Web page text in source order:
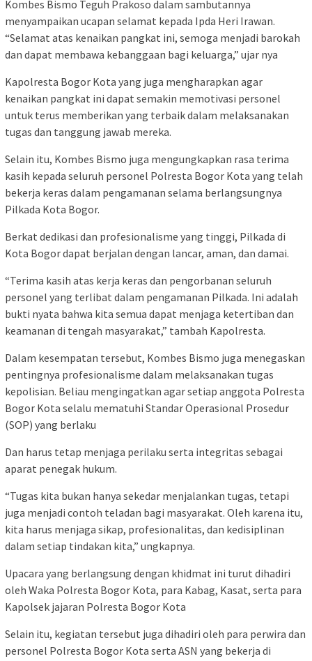
Kombes Bismo Teguh Prakoso dalam sambutannya
menyampaikan ucapan selamat kepada Ipda Heri Irawan.
“Selamat atas kenaikan pangkat ini, semoga menjadi barokah
dan dapat membawa kebanggaan bagi keluarga,” ujar nya
Kapolresta Bogor Kota yang juga mengharapkan agar
kenaikan pangkat ini dapat semakin memotivasi personel
untuk terus memberikan yang terbaik dalam melaksanakan
tugas dan tanggung jawab mereka.
Selain itu, Kombes Bismo juga mengungkapkan rasa terima
kasih kepada seluruh personel Polresta Bogor Kota yang telah
bekerja keras dalam pengamanan selama berlangsungnya
Pilkada Kota Bogor.
Berkat dedikasi dan profesionalisme yang tinggi, Pilkada di
Kota Bogor dapat berjalan dengan lancar, aman, dan damai.
“Terima kasih atas kerja keras dan pengorbanan seluruh
personel yang terlibat dalam pengamanan Pilkada. Ini adalah
bukti nyata bahwa kita semua dapat menjaga ketertiban dan
keamanan di tengah masyarakat,” tambah Kapolresta.
Dalam kesempatan tersebut, Kombes Bismo juga menegaskan
pentingnya profesionalisme dalam melaksanakan tugas
kepolisian. Beliau mengingatkan agar setiap anggota Polresta
Bogor Kota selalu mematuhi Standar Operasional Prosedur
(SOP) yang berlaku
Dan harus tetap menjaga perilaku serta integritas sebagai
aparat penegak hukum.
“Tugas kita bukan hanya sekedar menjalankan tugas, tetapi
juga menjadi contoh teladan bagi masyarakat. Oleh karena itu,
kita harus menjaga sikap, profesionalitas, dan kedisiplinan
dalam setiap tindakan kita,” ungkapnya.
Upacara yang berlangsung dengan khidmat ini turut dihadiri
oleh Waka Polresta Bogor Kota, para Kabag, Kasat, serta para
Kapolsek jajaran Polresta Bogor Kota
Selain itu, kegiatan tersebut juga dihadiri oleh para perwira dan
personel Polresta Bogor Kota serta ASN yang bekerja di